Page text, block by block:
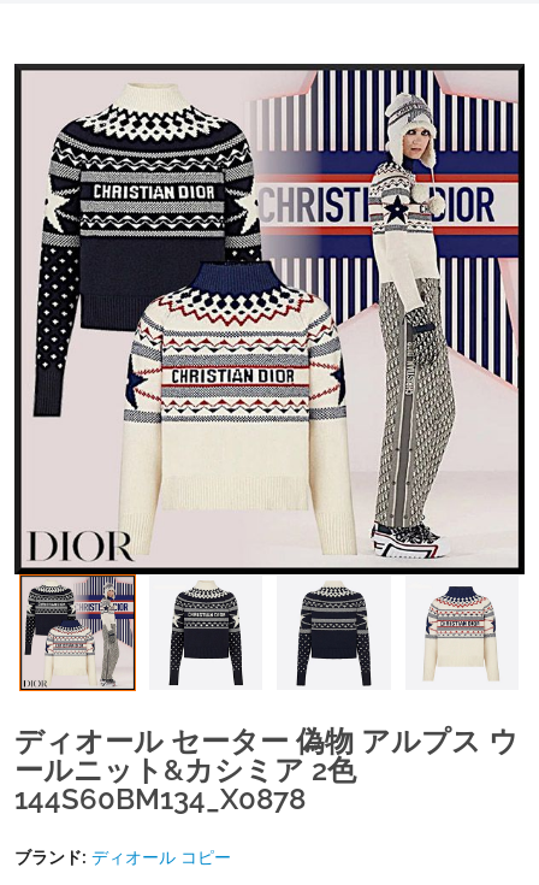
ディオール セーター 偽物 アルプス ウ
ールニット&カシミア 2色
144S60BM134_X0878
ブランド: ディオール コピー